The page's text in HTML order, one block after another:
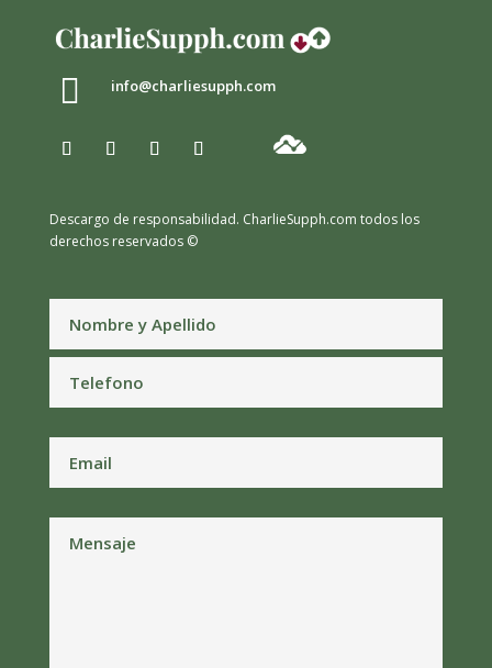
 info@charliesupph.com
Descargo de responsabilidad. CharlieSupph.com todos los
derechos reservados ©